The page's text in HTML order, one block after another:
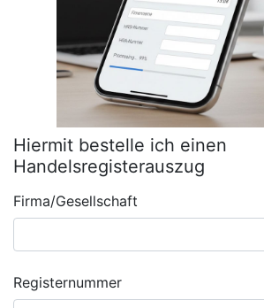
Hiermit bestelle ich einen
Handelsregisterauszug
Firma/Gesellschaft
Registernummer